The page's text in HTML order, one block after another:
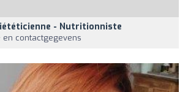
- Nutritionniste
en contactgegevens